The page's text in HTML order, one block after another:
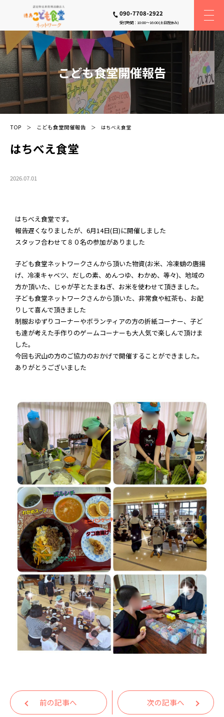
090-7708-2922
受付時間：10:00〜16:00(土日祝休み)
こども食堂開催報告
TOP こども食堂開催報告 はちべえ食堂
はちべえ食堂
2026.07.01
はちべえ食堂です。
報告遅くなりましたが、6月14日(日)に開催しました
スタッフ合わせて８０名の参加がありました
子ども食堂ネットワークさんから頂いた物資(お米、冷凍蛸の唐揚
げ、冷凍キャベツ、だしの素、めんつゆ、わかめ、等々)、地域の
方か頂いた、じゃが芋とたまねぎ、お米を使わせて頂きました。
子ども食堂ネットワークさんから頂いた、非常食や紅茶も、お配
りして喜んで頂きました
制服おゆずりコーナーやボランティアの方の折紙コーナー、子ど
も達が考えた手作りのゲームコーナーも大人気で楽しんで頂けま
した。
今回も沢山の方のご協力のおかげで開催することができました。
ありがとうございました
前の記事へ 次の記事へ